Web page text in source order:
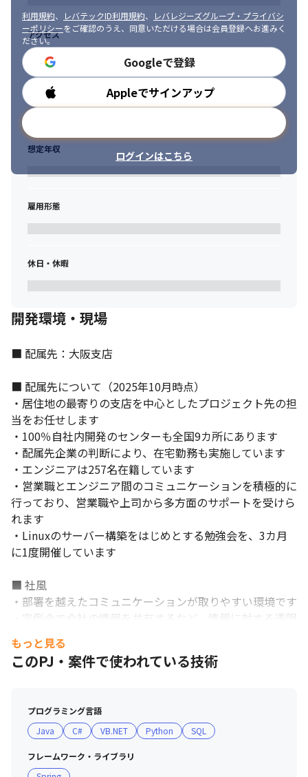
ル」を用意しています
・通信教育を通して、ビジネススキルについて学ぶことも可能で
・会社として用意している研修のほかに、支店別での独自研修が
あります
■ この仕事の面白み、魅力
・等級制度を取り入れスキルを見える化しているため、着実に成
長している実感を得られます
・希望に沿った業務を任せてもらえる環境があるため、興味のあ
・大手の取引先が多いため、規模の大きな案件に携われます
利用規約、 レバテックID利用規約、
レバレジーズグループ・プライバシ
ーポリシーをご確認のうえ、同意いただける場合は会員登録へお進みく
ださい。
Googleで登録
Appleでサインアップ
ログインはこちら
アクセス
勤務時間
想定年収
雇用形態
休日・休暇
開発環境・現場
■ 配属先：大阪支店
■ 配属先について（2025年10月時点）
・居住地の最寄りの支店を中心としたプロジェクト先の担
当をお任せします
・100％自社内開発のセンターも全国9カ所にあります
・配属先企業の判断により、在宅勤務も実施しています
・エンジニアは257名在籍しています
・営業職とエンジニア間のコミュニケーションを積極的に
行っており、営業職や上司から多方面のサポートを受けら
れます
・Linuxのサーバー構築をはじめとする勉強会を、3カ月
に1度開催しています
■ 社風
・部署を越えたコミュニケーションが取りやすい環境です
・定例会で会社の情報を共有するなど、情報に対する透明
性が高い職場です
・研修制度が充実していて、若手の成長を促進させる環境
があります
＜CDA制度＞
・エンジニアのキャリアプランと事業の拡大を高次元で融
合することを目指し、CDA制度を導入しています
・技術社員が会社の事業計画を深く理解しながら、一人ひ
もっと見る
このPJ・案件で使われている技術
プログラミング言語
Java
C# VB.NET Python SQL
フレームワーク・ライブラリ